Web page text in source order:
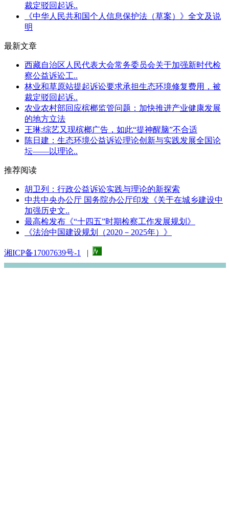
裁定驳回起诉..
《中华人民共和国个人信息保护法（草案）》全文及说
明
最新文章
西藏自治区人民代表大会常务委员会关于加强新时代检
察公益诉讼工..
林业和草原站提起诉讼要求承担生态环境修复费用，被
裁定驳回起诉..
农业农村部回应槟榔监管问题：加快推进产业健康发展
的地方立法
王琳:综艺又现槟榔广告，如此“提神醒脑”不合适
陈日建：生态环境公益诉讼理论创新与实践发展全国论
坛——以理论..
推荐阅读
胡卫列：行政公益诉讼实践与理论的新探索
中共中央办公厅 国务院办公厅印发《关于在城乡建设中
加强历史文..
最高检发布《“十四五”时期检察工作发展规划》
《法治中国建设规划（2020－2025年）》
湘ICP备17007639号-1 |